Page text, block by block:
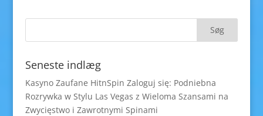
Seneste indlæg
Kasyno Zaufane HitnSpin Zaloguj się: Podniebna
Rozrywka w Stylu Las Vegas z Wieloma Szansami na
Zwycięstwo i Zawrotnymi Spinami